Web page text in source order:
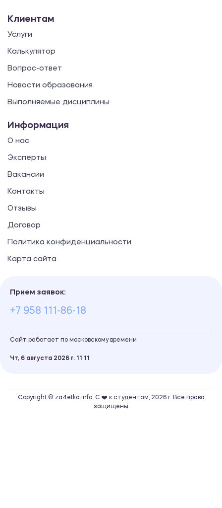
Клиентам
Услуги
Калькулятор
Вопрос-ответ
Новости образования
Выполняемые дисциплины
Информация
О нас
Эксперты
Вакансии
Контакты
Отзывы
Договор
Политика конфиденциальности
Карта сайта
Прием заявок:
+7 958 111-86-18
Сайт работает по московскому времени
Чт, 6 августа 2026 г. 11 11
Copyright © za4etka.info. С ❤️ к студентам, 2026 г. Все права
защищены